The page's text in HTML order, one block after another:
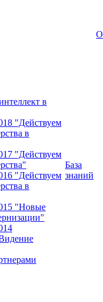
в
"Действуем
в
"Действуем
"Действуем
в
"Новые
База
знаний
О